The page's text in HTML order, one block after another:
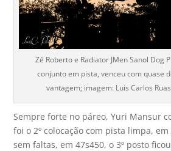
Zé Roberto e Radiator JMen Sanol Dog
conjunto em pista, venceu com quase
vantagem; imagem: Luis Carlos
Sempre forte no páreo, Yuri Mansur
foi o 2º colocação com pista limpa, em
sem faltas, em 47s450, o 3º posto